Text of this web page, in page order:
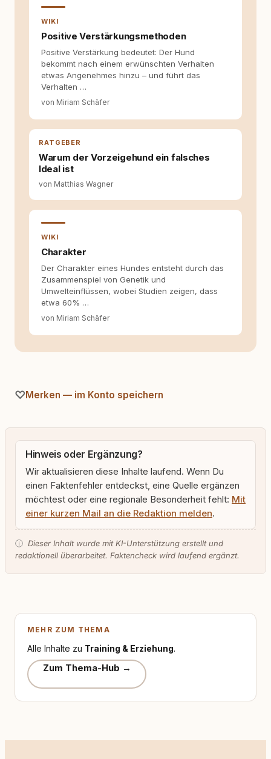
bewusst gute Hundehaltung funktionieren
als Content Managerin an vielen Stellen
beteiligt, an denen aus Ideen fertige Beiträge
werden. Ich recherchiere Themen, plane
Inhalte, schreibe Artikel, begleite Gastbeiträge
redaktionell, veröffentliche Texte und betreue
die Social-Media-Kanäle. Mein Blick richtet
Welche Themen sind relevant? Welche
Inhalte so aufbereiten, dass sie verständlich,
fundiert und für unsere Leser wirklich
hilfreich sind? Ich glaube, dass Emotionen
entstehen dort, wo Information,
Selbstreflexion und Bereitschaft zum
Texten möchte ich genau dazu beitragen.
WIKI
Positive Verstärkungsmethoden
Positive Verstärkung bedeutet: Der Hund
bekommt nach einem erwünschten Verhalten
etwas Angenehmes hinzu – und führt das
Verhalten …
von Miriam Schäfer
RATGEBER
Warum der Vorzeigehund ein falsches
Ideal ist
von Matthias Wagner
WIKI
Charakter
Der Charakter eines Hundes entsteht durch das
Zusammenspiel von Genetik und
Umwelteinflüssen, wobei Studien zeigen, dass
etwa 60% …
von Miriam Schäfer
Merken — im Konto speichern
Hinweis oder Ergänzung?
Wir aktualisieren diese Inhalte laufend. Wenn Du
einen Faktenfehler entdeckst, eine Quelle ergänzen
möchtest oder eine regionale Besonderheit fehlt: Mit
einer kurzen Mail an die Redaktion melden.
ⓘ Dieser Inhalt wurde mit KI-Unterstützung erstellt und
redaktionell überarbeitet. Faktencheck wird laufend ergänzt.
MEHR ZUM THEMA
Alle Inhalte zu Training & Erziehung.
Zum Thema-Hub →